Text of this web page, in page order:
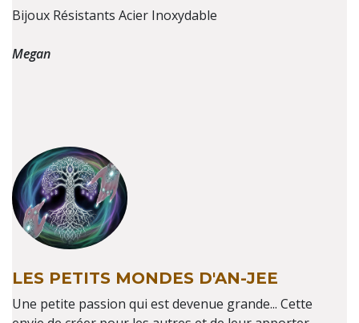
Bijoux Résistants Acier Inoxydable
Megan
LES PETITS MONDES D'AN-JEE
Une petite passion qui est devenue grande... Cette